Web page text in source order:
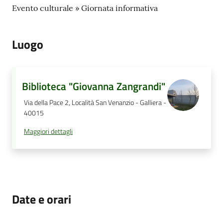
Evento culturale » Giornata informativa
Luogo
Biblioteca "Giovanna Zangrandi"
Via della Pace 2, Località San Venanzio - Galliera -
40015
Maggiori dettagli
Date e orari